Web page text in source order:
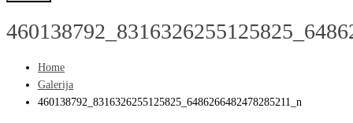
Home
Galerija
460138792_8316326255125825_6486266482478285211_n